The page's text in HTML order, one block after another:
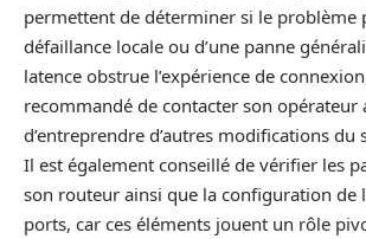
permettent de déterminer si le problème
défaillance locale ou d’une panne
latence obstrue l’expérience de
recommandé de contacter son opérateur
d’entreprendre d’autres modifications du
Il est également conseillé de vérifier les
son routeur ainsi que la configuration de
ports, car ces éléments jouent un rôle